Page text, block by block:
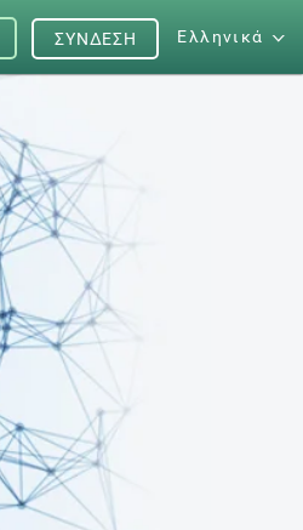
Ελληνικά
ΣΎΝΔΕΣΗ